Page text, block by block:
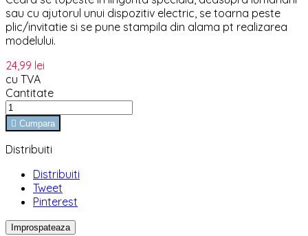
sau cu ajutorul unui dispozitiv electric, se toarna peste
plic/invitatie si se pune stampila din alama pt realizarea
modelului.
24,99 lei
cu TVA
Cantitate
 Cumpara
Distribuiti
Distribuiti
Tweet
Pinterest